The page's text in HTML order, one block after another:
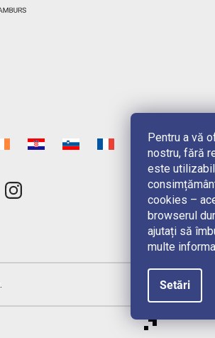
Pentru a vă
nostru, fără
este
cookies –
browserul
ajutați să
multe
Setări